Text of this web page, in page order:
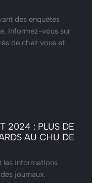
des enquêtes
Informez-vous sur
de chez vous et
2024 : PLUS DE
AU CHU DE
les informations
journaux.